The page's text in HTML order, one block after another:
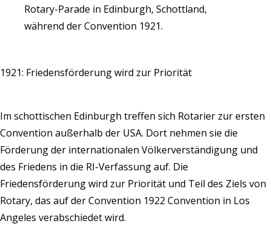
Rotary-Parade in Edinburgh, Schottland,
während der Convention 1921.
1921: Friedensförderung wird zur Priorität
Im schottischen Edinburgh treffen sich Rotarier zur ersten
Convention außerhalb der USA. Dort nehmen sie die
Förderung der internationalen Völkerverständigung und
des Friedens in die RI-Verfassung auf. Die
Friedensförderung wird zur Priorität und Teil des Ziels von
Rotary, das auf der Convention 1922 Convention in Los
Angeles verabschiedet wird.